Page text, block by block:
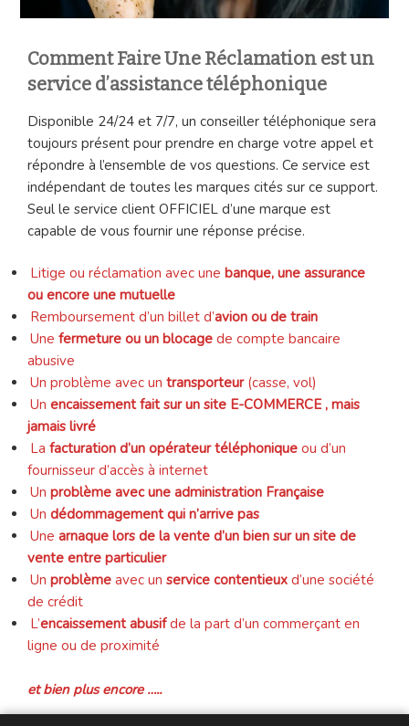
Comment Faire Une Réclamation est un
service d’assistance téléphonique
Disponible 24/24 et 7/7, un conseiller téléphonique sera
toujours présent pour prendre en charge votre appel et
répondre à l’ensemble de vos questions. Ce service est
indépendant de toutes les marques cités sur ce support.
Seul le service client OFFICIEL d’une marque est
capable de vous fournir une réponse précise.
Litige ou réclamation avec une banque, une assurance
ou encore une mutuelle
Remboursement d’un billet d’avion ou de train
Une fermeture ou un blocage de compte bancaire
abusive
Un problème avec un transporteur (casse, vol)
Un encaissement fait sur un site E-COMMERCE , mais
jamais livré
La facturation d’un opérateur téléphonique ou d’un
fournisseur d’accès à internet
Un problème avec une administration Française
Un dédommagement qui n’arrive pas
Une arnaque lors de la vente d’un bien sur un site de
vente entre particulier
Un problème avec un service contentieux d’une société
de crédit
L’encaissement abusifde la part d’un commerçant en
ligne ou de proximité
et bien plus encore …..